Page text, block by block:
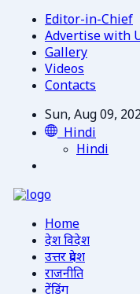
Editor-in-Chief
Advertise with
Gallery
Videos
Contacts
Sun, Aug 09,
Hindi
Hindi
Home
देश विदेश
उत्तर प्रदेश
राजनीति